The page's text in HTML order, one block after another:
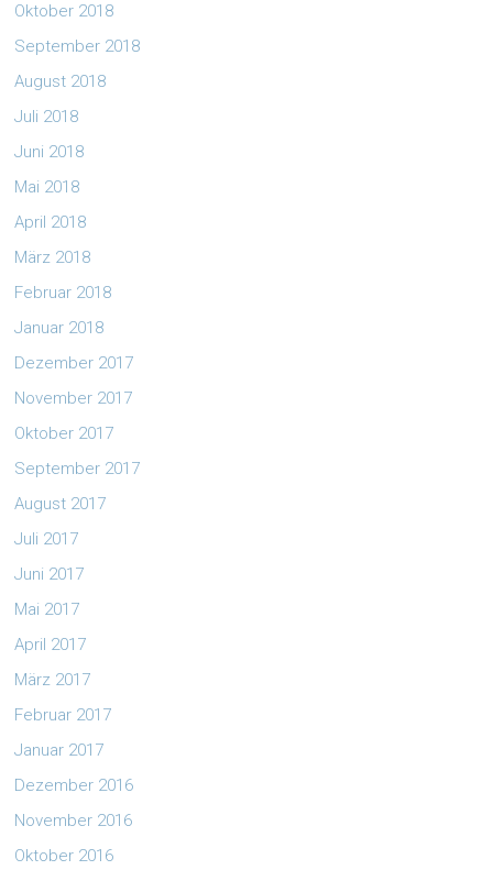
Oktober 2018
September 2018
August 2018
Juli 2018
Juni 2018
Mai 2018
April 2018
März 2018
Februar 2018
Januar 2018
Dezember 2017
November 2017
Oktober 2017
September 2017
August 2017
Juli 2017
Juni 2017
Mai 2017
April 2017
März 2017
Februar 2017
Januar 2017
Dezember 2016
November 2016
Oktober 2016